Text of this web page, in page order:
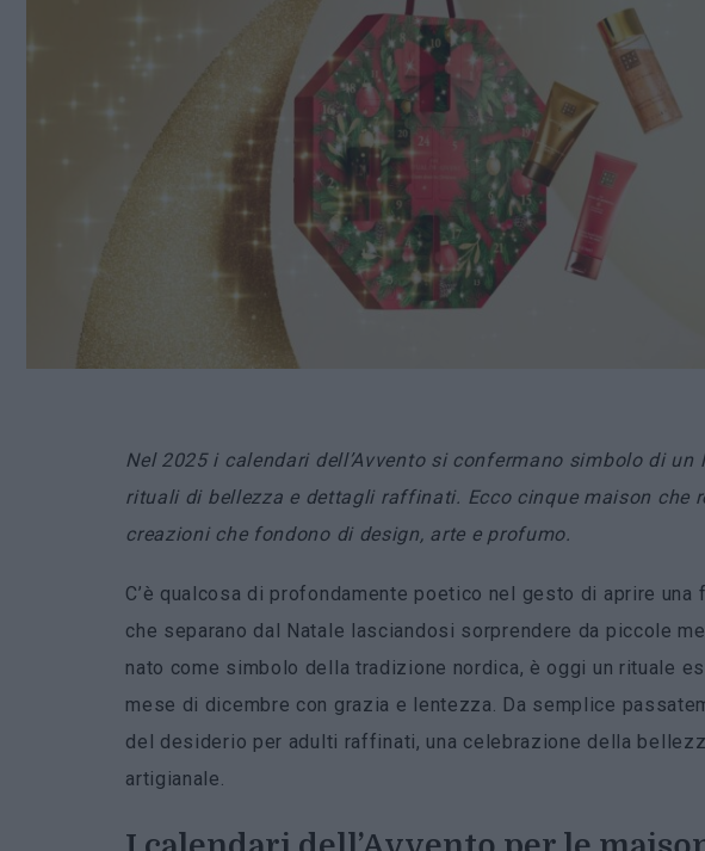
Nel 2025 i calendari dell’Avvento si confermano simbolo di
rituali di bellezza e dettagli raffinati. Ecco cinque maison che
creazioni che fondono di design, arte e profumo.
C’è qualcosa di profondamente poetico nel gesto di aprire
che separano dal Natale lasciandosi sorprendere da piccole
nato come simbolo della tradizione nordica, è oggi un rituale
mese di dicembre con grazia e lentezza. Da semplice
del desiderio per adulti raffinati, una celebrazione della
artigianale.